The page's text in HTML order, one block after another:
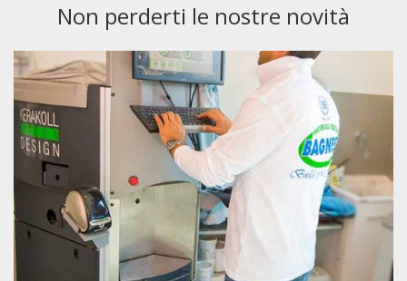
Non perderti le nostre novità